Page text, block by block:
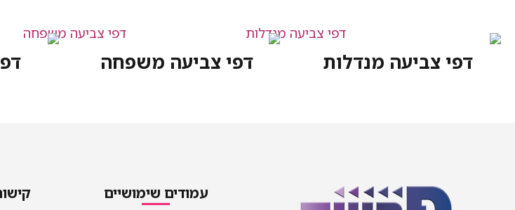
דפי צביעה מנדלות דפי צביעה משפחה
עמודים שימושיים